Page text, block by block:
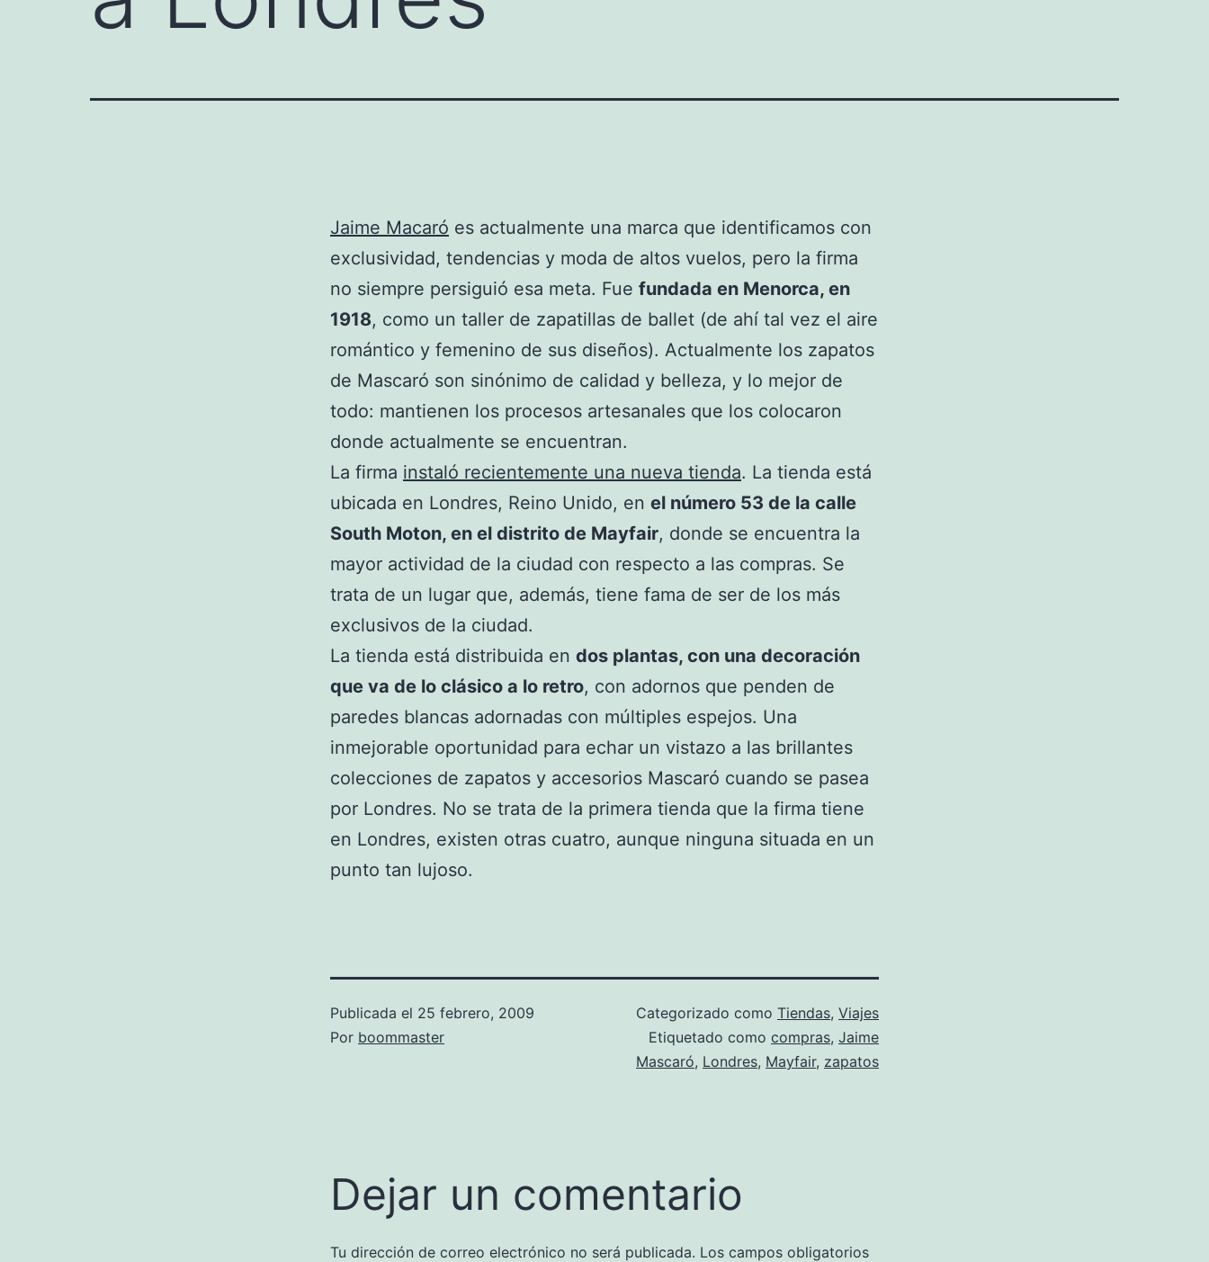
Jaime Macaró es actualmente una marca que identificamos con
exclusividad, tendencias y moda de altos vuelos, pero la firma
no siempre persiguió esa meta. Fue fundada en Menorca, en
1918, como un taller de zapatillas de ballet (de ahí tal vez el aire
romántico y femenino de sus diseños). Actualmente los zapatos
de Mascaró son sinónimo de calidad y belleza, y lo mejor de
todo: mantienen los procesos artesanales que los colocaron
donde actualmente se encuentran.
La firma instaló recientemente una nueva tienda. La tienda está
ubicada en Londres, Reino Unido, en el número 53 de la calle
South Moton, en el distrito de Mayfair, donde se encuentra la
mayor actividad de la ciudad con respecto a las compras. Se
trata de un lugar que, además, tiene fama de ser de los más
exclusivos de la ciudad.
La tienda está distribuida en dos plantas, con una decoración
que va de lo clásico a lo retro, con adornos que penden de
paredes blancas adornadas con múltiples espejos. Una
inmejorable oportunidad para echar un vistazo a las brillantes
colecciones de zapatos y accesorios Mascaró cuando se pasea
por Londres. No se trata de la primera tienda que la firma tiene
en Londres, existen otras cuatro, aunque ninguna situada en un
punto tan lujoso.
Publicada el 25 febrero, 2009
Por boommaster
Categorizado como Tiendas, Viajes
Etiquetado como compras, Jaime
Mascaró, Londres, Mayfair, zapatos
Dejar un comentario
Tu dirección de correo electrónico no será publicada. Los campos obligatorios